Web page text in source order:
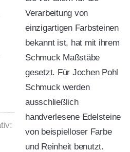
Verarbeitung von
einzigartigen Farbsteinen
bekannt ist, hat mit ihrem
Schmuck Maßstäbe
gesetzt. Für Jochen Pohl
Schmuck werden
ausschließlich
handverlesene Edelsteine
von beispielloser Farbe
und Reinheit benutzt.